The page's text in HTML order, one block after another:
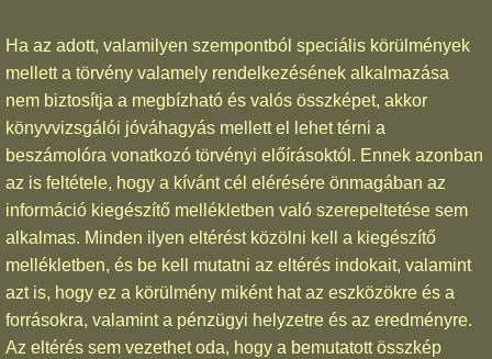
Ha az adott, valamilyen szempontból speciális körülmények
mellett a törvény valamely rendelkezésének alkalmazása
nem biztosítja a megbízható és valós összképet, akkor
könyvvizsgálói jóváhagyás mellett el lehet térni a
beszámolóra vonatkozó törvényi előírásoktól. Ennek azonban
az is feltétele, hogy a kívánt cél elérésére önmagában az
információ kiegészítő mellékletben való szerepeltetése sem
alkalmas. Minden ilyen eltérést közölni kell a kiegészítő
mellékletben, és be kell mutatni az eltérés indokait, valamint
azt is, hogy ez a körülmény miként hat az eszközökre és a
forrásokra, valamint a pénzügyi helyzetre és az eredményre.
Az eltérés sem vezethet oda, hogy a bemutatott összkép